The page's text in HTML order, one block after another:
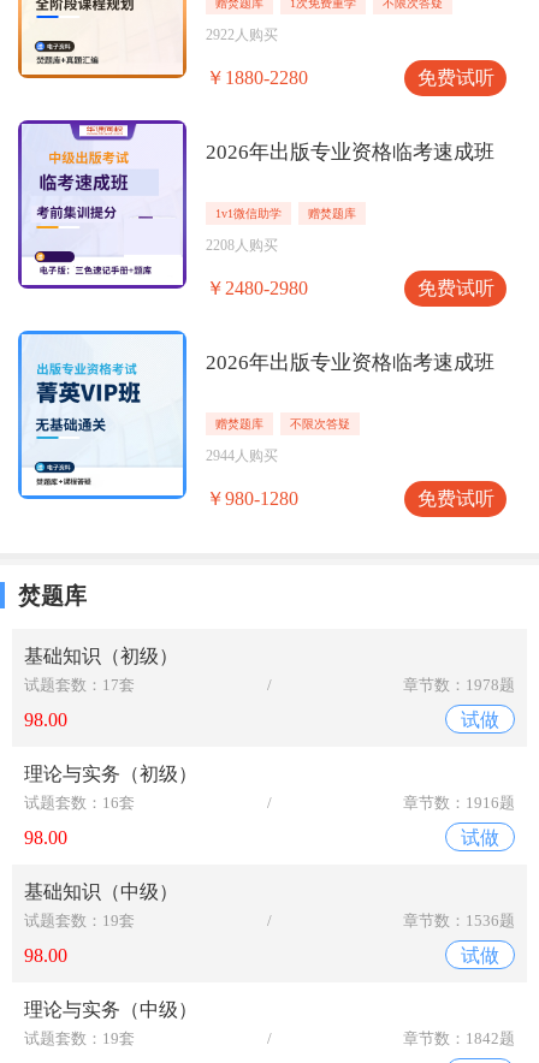
2922人购买
￥1880-2280 免费试听
2026年出版专业资格临考速成班
1v1微信助学 赠焚题库
2208人购买
￥2480-2980 免费试听
2026年出版专业资格临考速成班
赠焚题库 不限次答疑
2944人购买
￥980-1280 免费试听
焚题库
基础知识（初级）
试题套数：17套 / 章节数：1978题
98.00 试做
理论与实务（初级）
试题套数：16套 / 章节数：1916题
98.00 试做
基础知识（中级）
试题套数：19套 / 章节数：1536题
98.00 试做
理论与实务（中级）
试题套数：19套 / 章节数：1842题